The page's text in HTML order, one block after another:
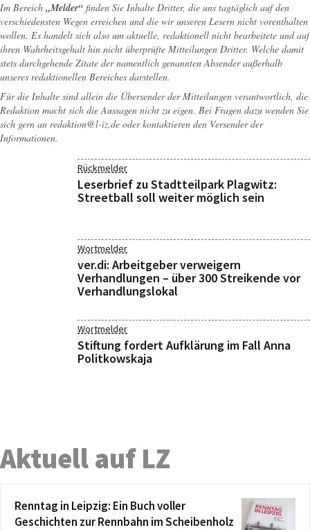
Im Bereich „Melder“ finden Sie Inhalte Dritter, die uns tagtäglich auf den
verschiedensten Wegen erreichen und die wir unseren Lesern nicht vorenthalten
wollen. Es handelt sich also um aktuelle, redaktionell nicht bearbeitete und auf
ihren Wahrheitsgehalt hin nicht überprüfte Mitteilungen Dritter. Welche damit
stets durchgehende Zitate der namentlich genannten Absender außerhalb
unseres redaktionellen Bereiches darstellen.
Für die Inhalte sind allein die Übersender der Mitteilungen verantwortlich, die
Redaktion macht sich die Aussagen nicht zu eigen. Bei Fragen dazu wenden Sie
sich gern an redaktion@l-iz.de oder kontaktieren den Versender der
Informationen.
Rückmelder
Leserbrief zu Stadtteilpark Plagwitz:
Streetball soll weiter möglich sein
Wortmelder
ver.di: Arbeitgeber verweigern
Verhandlungen – über 300 Streikende vor
Verhandlungslokal
Wortmelder
Stiftung fordert Aufklärung im Fall Anna
Politkowskaja
Aktuell auf LZ
Renntag in Leipzig: Ein Buch voller
Geschichten zur Rennbahn im Scheibenholz